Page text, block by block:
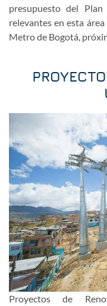
presupuesto del
relevantes en esta
Metro de Bogotá,
Proyectos de